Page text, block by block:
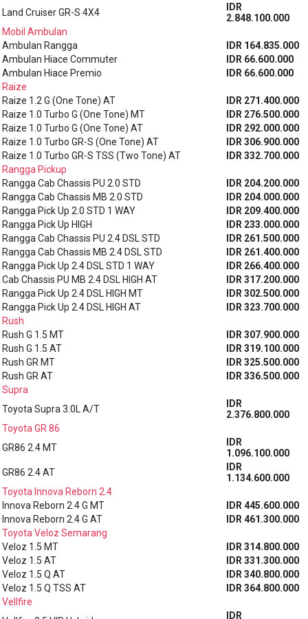
Land Cruiser GR-S 4X4
IDR
2.848.100.000
Mobil Ambulan
Ambulan Rangga
IDR 164.835.000
Ambulan Hiace Commuter
IDR 66.600.000
Ambulan Hiace Premio
IDR 66.600.000
Raize
Raize 1.2 G (One Tone) AT
IDR 271.400.000
Raize 1.0 Turbo G (One Tone) MT
IDR 276.500.000
Raize 1.0 Turbo G (One Tone) AT
IDR 292.000.000
Raize 1.0 Turbo GR-S (One Tone) AT
IDR 306.900.000
Raize 1.0 Turbo GR-S TSS (Two Tone) AT
IDR 332.700.000
Rangga Pickup
Rangga Cab Chassis PU 2.0 STD
IDR 204.200.000
Rangga Cab Chassis MB 2.0 STD
IDR 204.000.000
Rangga Pick Up 2.0 STD 1 WAY
IDR 209.400.000
Rangga Pick Up HIGH
IDR 233.000.000
Rangga Cab Chassis PU 2.4 DSL STD
IDR 261.500.000
Rangga Cab Chassis MB 2.4 DSL STD
IDR 261.400.000
Rangga Pick Up 2.4 DSL STD 1 WAY
IDR 266.400.000
Cab Chassis PU MB 2.4 DSL HIGH AT
IDR 317.200.000
Rangga Pick Up 2.4 DSL HIGH MT
IDR 302.500.000
Rangga Pick Up 2.4 DSL HIGH AT
IDR 323.700.000
Rush
Rush G 1.5 MT
IDR 307.900.000
Rush G 1.5 AT
IDR 319.100.000
Rush GR MT
IDR 325.500.000
Rush GR AT
IDR 336.500.000
Supra
Toyota Supra 3.0L A/T
IDR
2.376.800.000
Toyota GR 86
GR86 2.4 MT
IDR
1.096.100.000
GR86 2.4 AT
IDR
1.134.600.000
Toyota Innova Reborn 2.4
Innova Reborn 2.4 G MT
IDR 445.600.000
Innova Reborn 2.4 G AT
IDR 461.300.000
Toyota Veloz Semarang
Veloz 1.5 MT
IDR 314.800.000
Veloz 1.5 AT
IDR 331.300.000
Veloz 1.5 Q AT
IDR 340.800.000
Veloz 1.5 Q TSS AT
IDR 364.800.000
Vellfire
IDR